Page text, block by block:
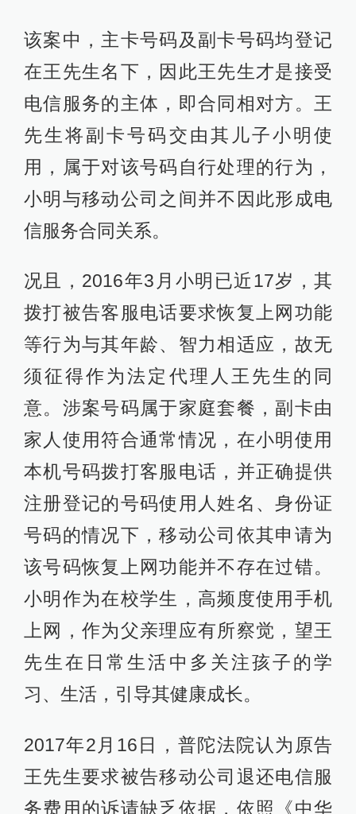
该案中，主卡号码及副卡号码均登记
在王先生名下，因此王先生才是接受
电信服务的主体，即合同相对方。王
先生将副卡号码交由其儿子小明使
用，属于对该号码自行处理的行为，
小明与移动公司之间并不因此形成电
信服务合同关系。
况且，2016年3月小明已近17岁，其
拨打被告客服电话要求恢复上网功能
等行为与其年龄、智力相适应，故无
须征得作为法定代理人王先生的同
意。涉案号码属于家庭套餐，副卡由
家人使用符合通常情况，在小明使用
本机号码拨打客服电话，并正确提供
注册登记的号码使用人姓名、身份证
号码的情况下，移动公司依其申请为
该号码恢复上网功能并不存在过错。
小明作为在校学生，高频度使用手机
上网，作为父亲理应有所察觉，望王
先生在日常生活中多关注孩子的学
习、生活，引导其健康成长。
2017年2月16日，普陀法院认为原告
王先生要求被告移动公司退还电信服
务费用的诉请缺乏依据，依照《中华